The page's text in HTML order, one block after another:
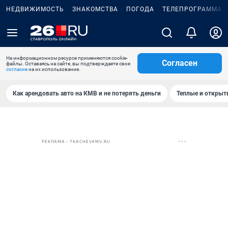
НЕДВИЖИМОСТЬ ЗНАКОМСТВА ПОГОДА ТЕЛЕПРОГРАММА
На информационном ресурсе применяются cookie-
файлы. Оставаясь на сайте, вы подтверждаете свое
согласиена их использование.
Согласен
Как арендовать авто на КМВ и не потерять деньги Теплые и
РЕКЛАМА • TKACHEVKMV.RU